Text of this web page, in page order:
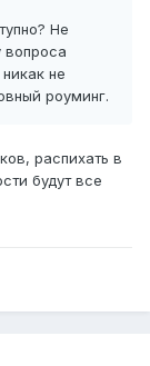
Не
вопроса
не
роуминг.
распихать в
будут все